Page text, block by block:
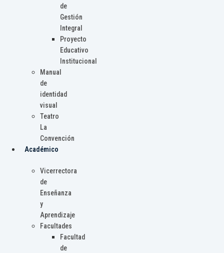
de
Gestión
Integral
Proyecto
Educativo
Institucional
Manual
de
identidad
visual
Teatro
La
Convención
Académico
Vicerrectora
de
Enseñanza
y
Aprendizaje
Facultades
Facultad
de